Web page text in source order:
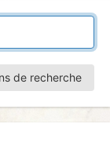
de recherche